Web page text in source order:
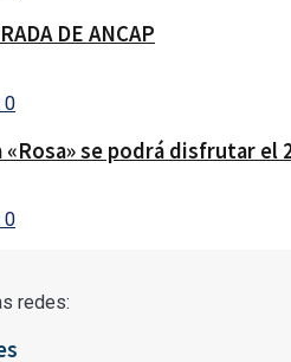
DE ANCAP
0
«Rosa» se podrá disfrutar el
0
redes: